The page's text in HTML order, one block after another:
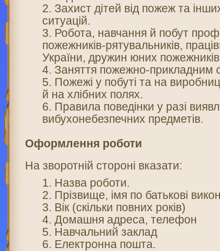
Захист дітей від пожеж та
ситуацій.
Робота, навчання й побут
пожежників-рятувальників,
України, дружин юних
Заняття пожежно-прикладним
Пожежі у побуті та на
й на хлібних полях.
Правила поведінки у разі
вибухонебезпечних предметів.
Оформлення роботи
На зворотній стороні вказати:
Назва роботи.
Прізвище, імя по батькові
Вік (скільки повних років)
Домашня адреса, телефон
Навчальний заклад
Електронна пошта.